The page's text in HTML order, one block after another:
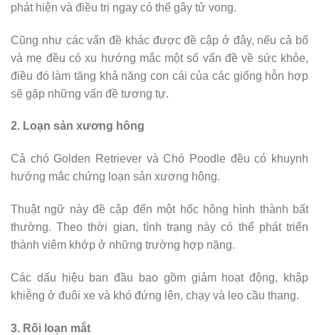
phát hiện và điều trị ngay có thể gây tử vong.
Cũng như các vấn đề khác được đề cập ở đây, nếu cả bố
và mẹ đều có xu hướng mắc một số vấn đề về sức khỏe,
điều đó làm tăng khả năng con cái của các giống hỗn hợp
sẽ gặp những vấn đề tương tự.
2. Loạn sản xương hông
Cả chó Golden Retriever và Chó Poodle đều có khuynh
hướng mắc chứng loạn sản xương hông.
Thuật ngữ này đề cập đến một hốc hông hình thành bất
thường. Theo thời gian, tình trạng này có thể phát triển
thành viêm khớp ở những trường hợp nặng.
Các dấu hiệu ban đầu bao gồm giảm hoạt động, khập
khiễng ở đuôi xe và khó đứng lên, chạy và leo cầu thang.
3. Rối loạn mắt